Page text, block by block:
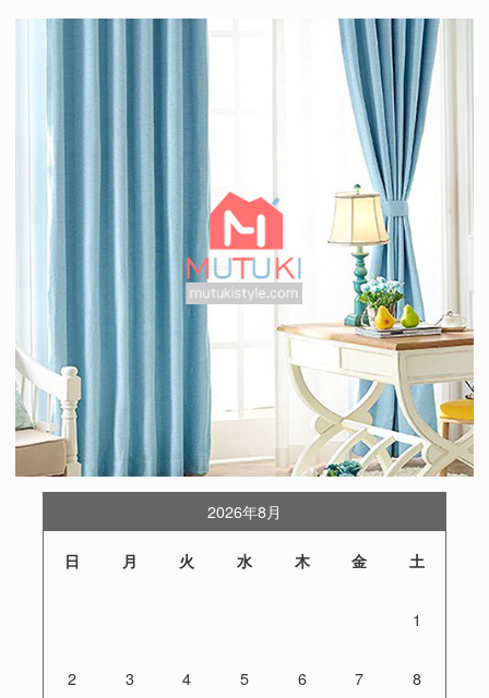
2026年8月
日 月 火 水 木 金 土
1
2 3 4 5 6 7 8